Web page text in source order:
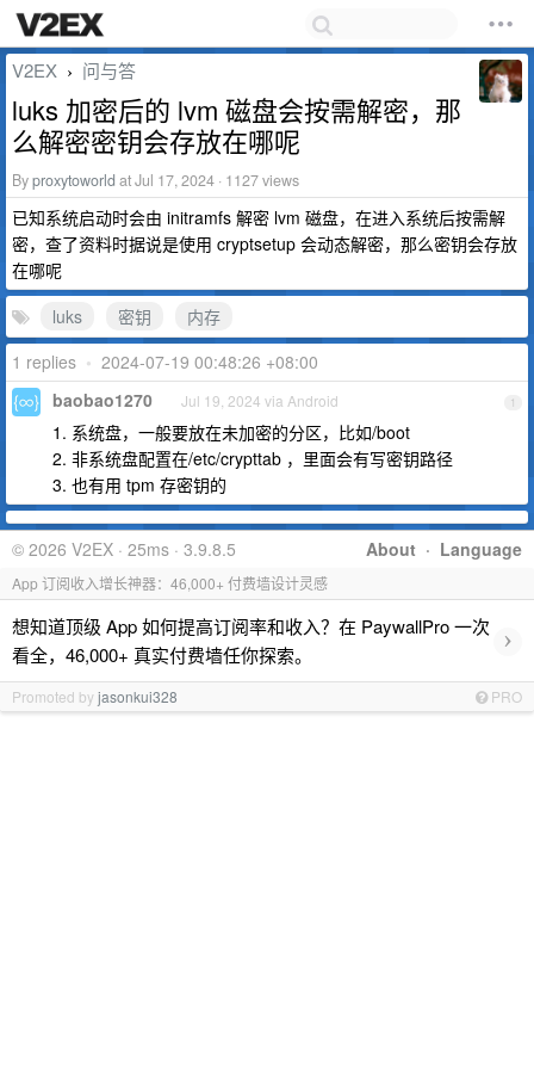
V2EX › 问与答
luks 加密后的 lvm 磁盘会按需解密，那
么解密密钥会存放在哪呢
Byproxytoworld at Jul 17, 2024 · 1127 views
已知系统启动时会由 initramfs 解密 lvm 磁盘，在进入系统后按需解
密，查了资料时据说是使用 cryptsetup 会动态解密，那么密钥会存放
在哪呢
luks
密钥
内存
1 replies • 2024-07-19 00:48:26 +08:00
1
baobao1270 Jul 19, 2024 via Android
1. 系统盘，一般要放在未加密的分区，比如/boot
2. 非系统盘配置在/etc/crypttab ，里面会有写密钥路径
3. 也有用 tpm 存密钥的
About · Language
© 2026 V2EX · 25ms · 3.9.8.5
App 订阅收入增长神器：46,000+ 付费墙设计灵感
想知道顶级 App 如何提高订阅率和收入？在 PaywallPro 一次
看全，46,000+ 真实付费墙任你探索。
›
Promoted byjasonkui328 PRO